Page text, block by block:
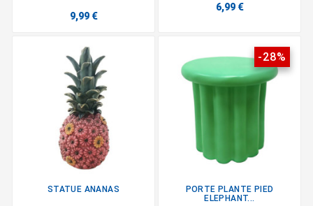
9,99 €
6,99 €
STATUE ANANAS
-28%
PORTE PLANTE PIED
ELEPHANT...